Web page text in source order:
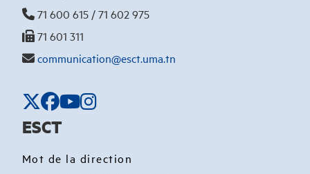
71 600 615 / 71 602 975
71 601 311
communication@esct.uma.tn
ESCT
Mot de la direction